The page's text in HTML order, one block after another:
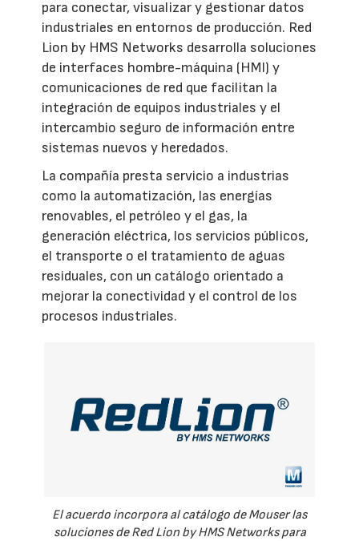
para conectar, visualizar y gestionar datos
industriales en entornos de producción. Red
Lion by HMS Networks desarrolla soluciones
de interfaces hombre-máquina (HMI) y
comunicaciones de red que facilitan la
integración de equipos industriales y el
intercambio seguro de información entre
sistemas nuevos y heredados.
La compañía presta servicio a industrias
como la automatización, las energías
renovables, el petróleo y el gas, la
generación eléctrica, los servicios públicos,
el transporte o el tratamiento de aguas
residuales, con un catálogo orientado a
mejorar la conectividad y el control de los
procesos industriales.
El acuerdo incorpora al catálogo de Mouser las
soluciones de Red Lion by HMS Networks para